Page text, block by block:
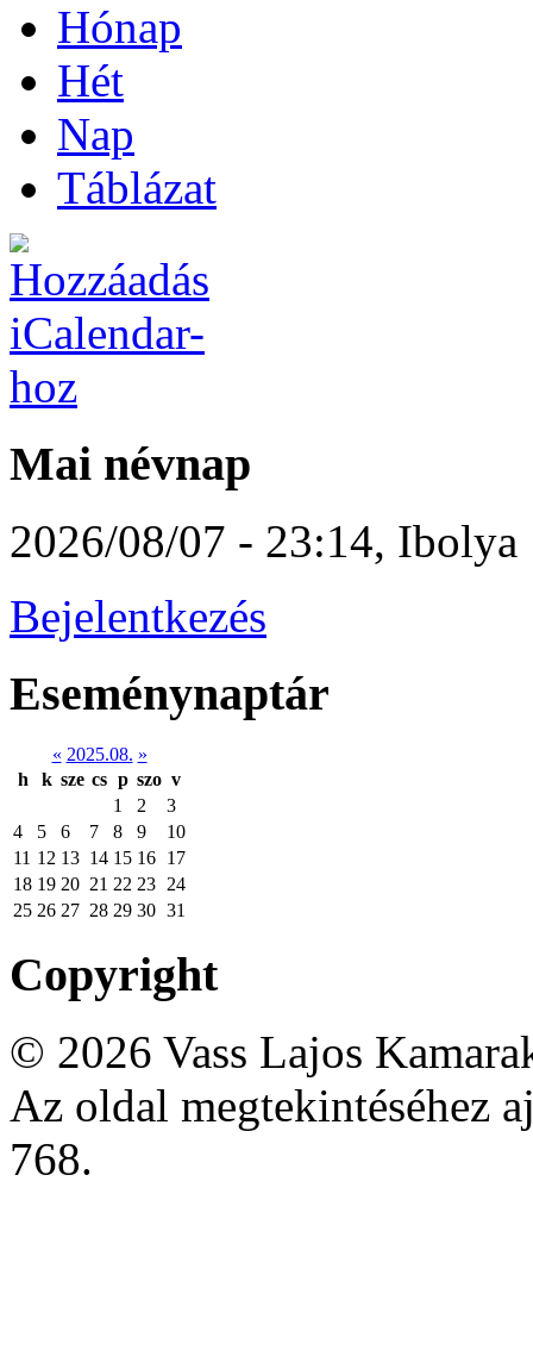
Hónap
Hét
Nap
Táblázat
Mai névnap
2026/08/07 - 23:14, Ibolya
Bejelentkezés
Eseménynaptár
« 2025.08. »
h
k sze cs p szo v
1
2
3
4
5 6 7 8 9
10
11 12 13 14 15 16 17
18 19 20 21 22 23 24
25 26 27 28 29 30 31
Copyright
© 2026 Vass Lajos
Az oldal megtekintéséhez
768.